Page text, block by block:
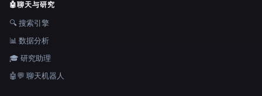
🤖聊天与研究
🔍 搜索引擎
📊 数据分析
🎓 研究助理
🤖💬 聊天机器人